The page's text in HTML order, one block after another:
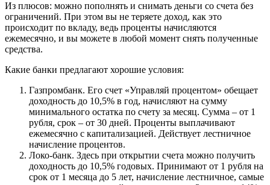
Из плюсов: можно пополнять и снимать деньги со счета без
ограничений. При этом вы не теряете доход, как это
происходит по вкладу, ведь проценты начисляются
ежемесячно, и вы можете в любой момент снять полученные
средства.
Какие банки предлагают хорошие условия:
Газпромбанк. Его счет «Управляй процентом» обещает
доходность до 10,5% в год, начисляют на сумму
минимального остатка по счету за месяц. Сумма – от 1
рубля, срок – от 30 дней. Проценты выплачивают
ежемесячно с капитализацией. Действует лестничное
начисление процентов.
Локо-банк. Здесь при открытии счета можно получить
доходность до 10,5% годовых. Принимают от 1 рубля на
срок от 1 месяца до 5 лет, начисление лестничное, самые